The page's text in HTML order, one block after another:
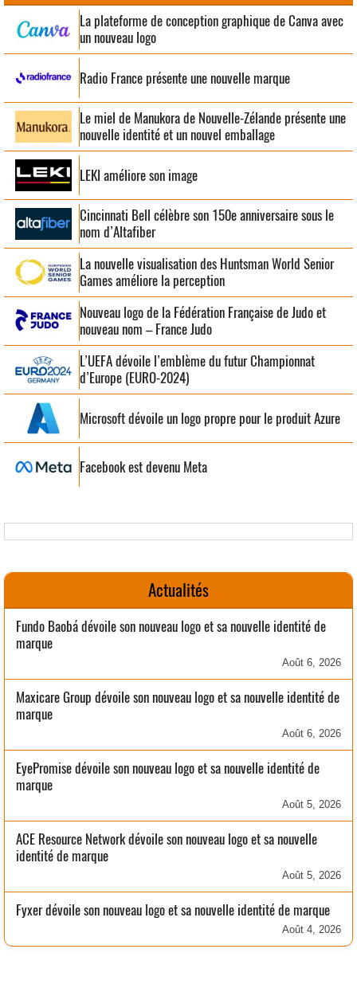
La plateforme de conception graphique de Canva avec
un nouveau logo
Radio France présente une nouvelle marque
Le miel de Manukora de Nouvelle-Zélande présente une
nouvelle identité et un nouvel emballage
LEKI améliore son image
Cincinnati Bell célèbre son 150e anniversaire sous le
nom d’Altafiber
La nouvelle visualisation des Huntsman World Senior
Games améliore la perception
Nouveau logo de la Fédération Française de Judo et
nouveau nom – France Judo
L’UEFA dévoile l’emblème du futur Championnat
d’Europe (EURO-2024)
Microsoft dévoile un logo propre pour le produit Azure
Facebook est devenu Meta
Actualités
Fundo Baobá dévoile son nouveau logo et sa nouvelle identité de
marque
Août 6, 2026
Maxicare Group dévoile son nouveau logo et sa nouvelle identité de
marque
Août 6, 2026
EyePromise dévoile son nouveau logo et sa nouvelle identité de
marque
Août 5, 2026
ACE Resource Network dévoile son nouveau logo et sa nouvelle
identité de marque
Août 5, 2026
Fyxer dévoile son nouveau logo et sa nouvelle identité de marque
Août 4, 2026